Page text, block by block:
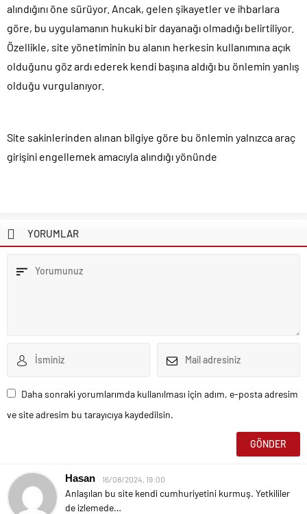
alındığını öne sürüyor. Ancak, gelen şikayetler ve ihbarlara
göre, bu uygulamanın hukuki bir dayanağı olmadığı belirtiliyor.
Özellikle, site yönetiminin bu alanın herkesin kullanımına açık
olduğunu göz ardı ederek kendi başına aldığı bu önlemin yanlış
olduğu vurgulanıyor.
Site sakinlerinden alınan bilgiye göre bu önlemin yalnızca araç
girişini engellemek amacıyla alındığı yönünde
YORUMLAR
Daha sonraki yorumlarımda kullanılması için adım, e-posta adresim
ve site adresim bu tarayıcıya kaydedilsin.
Hasan 16/08/2024, 19:00
Anlaşılan bu site kendi cumhuriyetini kurmuş. Yetkililer
de izlemede…